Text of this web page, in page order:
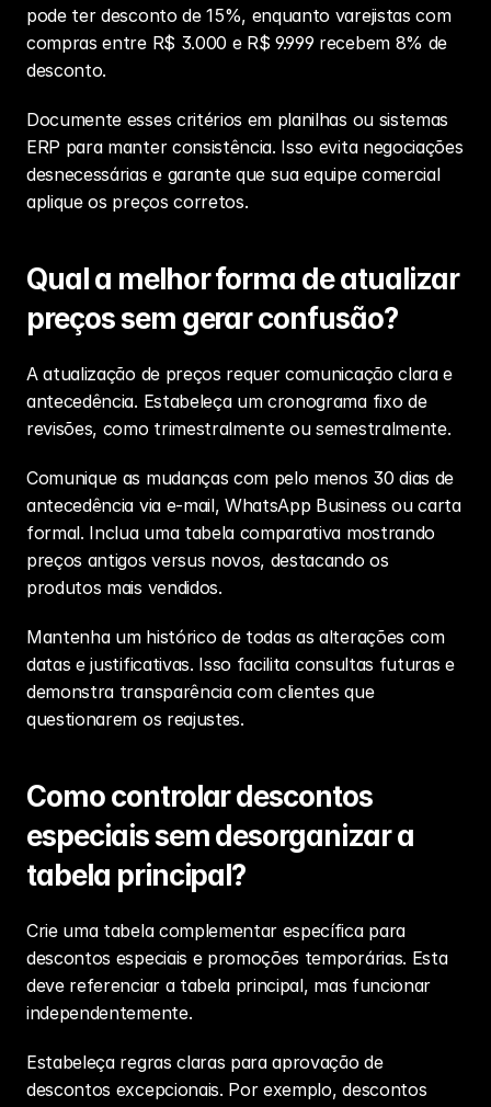
pode ter desconto de 15%, enquanto varejistas com
compras entre R$ 3.000 e R$ 9.999 recebem 8% de
desconto.
Documente esses critérios em planilhas ou sistemas
ERP para manter consistência. Isso evita negociações
desnecessárias e garante que sua equipe comercial
aplique os preços corretos.
Qual a melhor forma de atualizar
preços sem gerar confusão?
A atualização de preços requer comunicação clara e
antecedência. Estabeleça um cronograma fixo de
revisões, como trimestralmente ou semestralmente.
Comunique as mudanças com pelo menos 30 dias de
antecedência via e-mail, WhatsApp Business ou carta
formal. Inclua uma tabela comparativa mostrando
preços antigos versus novos, destacando os
produtos mais vendidos.
Mantenha um histórico de todas as alterações com
datas e justificativas. Isso facilita consultas futuras e
demonstra transparência com clientes que
questionarem os reajustes.
Como controlar descontos
especiais sem desorganizar a
tabela principal?
Crie uma tabela complementar específica para
descontos especiais e promoções temporárias. Esta
deve referenciar a tabela principal, mas funcionar
independentemente.
Estabeleça regras claras para aprovação de
descontos excepcionais. Por exemplo, descontos